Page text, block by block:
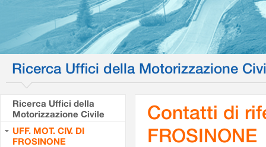
Ricerca Uffici della Motorizzazione
Ricerca Uffici della
Motorizzazione Civile
UFF. MOT. CIV. DI
FROSINONE
Contatti di
FROSINONE